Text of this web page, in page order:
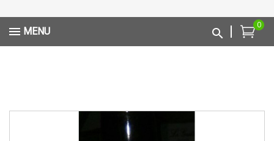
0
MENU